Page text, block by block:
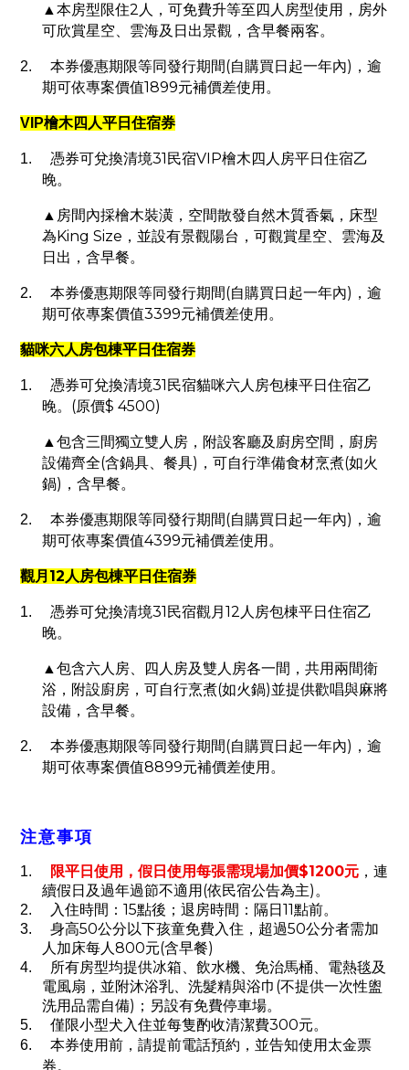
▲本房型限住2 人，可免費升等至四人房型使用，房外
可欣賞星空、雲海及日出景觀，含早餐兩客。
2. 本券優惠期限等同發行期間(自購買日起一年內) ，逾
期可依專案價值1899元補價差使用。
VIP檜木四人平日住宿券
1. 憑券可兌換清境31 民宿VIP檜木四人房平日住宿乙
晚。
▲房間內採檜木裝潢，空間散發自然木質香氣，床型
為 King Size ，並設有景觀陽台，可觀賞星空、雲海及
日出，含早餐。
2. 本券優惠期限等同發行期間(自購買日起一年內) ，逾
期可依專案價值3399元補價差使用。
貓咪六人房包棟平日住宿券
1. 憑券可兌換清境31 民宿貓咪六人房包棟平日住宿乙
晚。 (原價$ 4500)
▲包含三間獨立雙人房，附設客廳及廚房空間，廚房
設備齊全(含鍋具、餐具) ，可自行準備食材烹煮(如火
鍋) ，含早餐。
2. 本券優惠期限等同發行期間(自購買日起一年內) ，逾
期可依專案價值4399元補價差使用。
觀月 12 人房包棟平日住宿券
1. 憑券可兌換清境31 民宿觀月 12 人房包棟平日住宿乙
晚。
▲包含六人房、四人房及雙人房各一間，共用兩間衛
浴，附設廚房，可自行烹煮(如火鍋)並提供歡唱與麻將
設備，含早餐。
2. 本券優惠期限等同發行期間(自購買日起一年內) ，逾
期可依專案價值8899元補價差使用。
注意事項
1. 限平日使用，假日使用每張需現場加價$1200元 ，連
續假日及過年過節不適用 (依民宿公告為主) 。
2.
入住時間： 15點後；退房時間：隔日 11點前。
3.
身高50公分以下孩童免費入住，超過50公分者需加
人加床每人 800元(含早餐)
4.
所有房型均提供冰箱、飲水機、免治馬桶、電熱毯及
電風扇，並附沐浴乳、洗髮精與浴巾 (不提供一次性盥
洗用品需自備) ；另設有免費停車場。
5.
僅限小型犬入住並每隻酌收清潔費300元。
6.
本券使用前，請提前電話預約，並告知使用太金票
券。